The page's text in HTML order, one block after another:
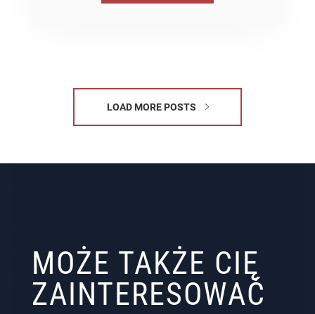
LOAD MORE POSTS
MOŻE TAKŻE CIĘ
ZAINTERESOWAĆ